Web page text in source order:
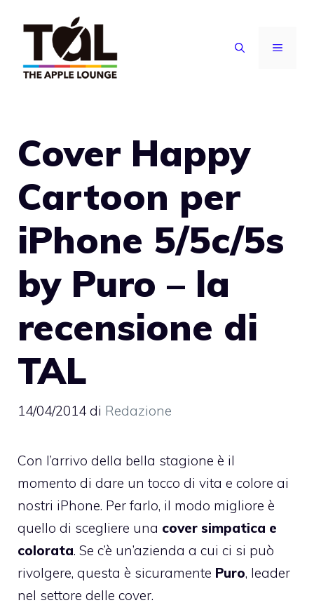
contenuto
MENU
Cover Happy
Cartoon per
iPhone 5/5c/5s
by Puro – la
recensione di
TAL
14/04/2014 di Redazione
Con l’arrivo della bella stagione è il
momento di dare un tocco di vita e colore ai
nostri iPhone. Per farlo, il modo migliore è
quello di scegliere una cover simpatica e
colorata. Se c’è un’azienda a cui ci si può
rivolgere, questa è sicuramente Puro, leader
nel settore delle cover.